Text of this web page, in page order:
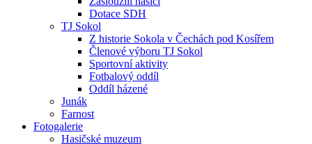
Dotace SDH
TJ Sokol
Z historie Sokola v Čechách pod Kosířem
Členové výboru TJ Sokol
Sportovní aktivity
Fotbalový oddíl
Oddíl házené
Junák
Farnost
Fotogalerie
Hasičské muzeum